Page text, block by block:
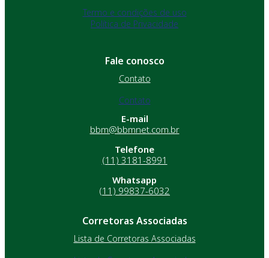
Termo e condições de uso
Política de Privacidade
Fale conosco
Contato
Contato
E-mail
bbm@bbmnet.com.br
Telefone
(11) 3181-8991
Whatsapp
(11) 99837-6032
Corretoras Associadas
Lista de Corretoras Associadas